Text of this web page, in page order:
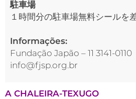
駐車場
１時間分の駐車場無料シールを
Informações:
Fundação Japão – 11 3141-0110
info@fjsp.org.br
A CHALEIRA-TEXUGO